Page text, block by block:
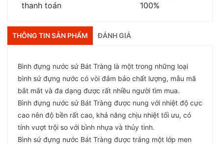
thanh toán
100%
THÔNG TIN SẢN PHẨM ĐÁNH GIÁ
Bình đựng nước sứ Bát Tràng là một trong những loại
bình sứ đựng nước có vòi đảm bảo chất lượng, mẫu mã
bắt mắt và đa dạng được rất nhiều người tìm mua.
Bình đựng nước sứ Bát Tràng được nung với nhiệt độ cực
cao nên độ bền rất cao, khả năng chịu nhiệt tối ưu, có
tính vượt trội so với bình nhựa và thủy tinh.
Bình sứ đựng nước Bát Tràng được tráng một lớp men